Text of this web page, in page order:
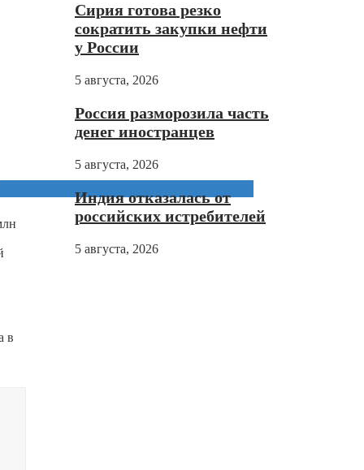
в
Сирия готова резко
сократить закупки нефти
у России
5 августа, 2026
Россия разморозила часть
денег иностранцев
5 августа, 2026
Индия отказалась от
российских истребителей
5 августа, 2026